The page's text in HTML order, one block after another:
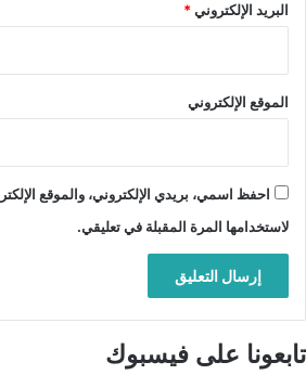
البريد الإلكتروني*
الموقع الإلكتروني
احفظ اسمي، بريدي الإلكتروني، والموقع
لاستخدامها المرة المقبلة في تعليقي.
تابعونا على فيسبوك